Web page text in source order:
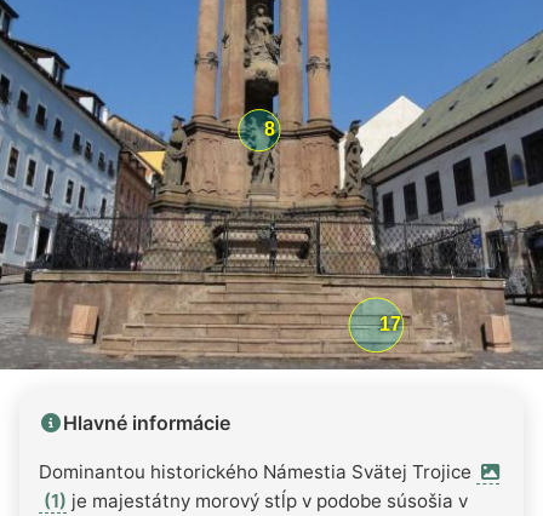
Hlavné informácie
Dominantou historického Námestia Svätej Trojice
(1) je majestátny morový stĺp v podobe súsošia v